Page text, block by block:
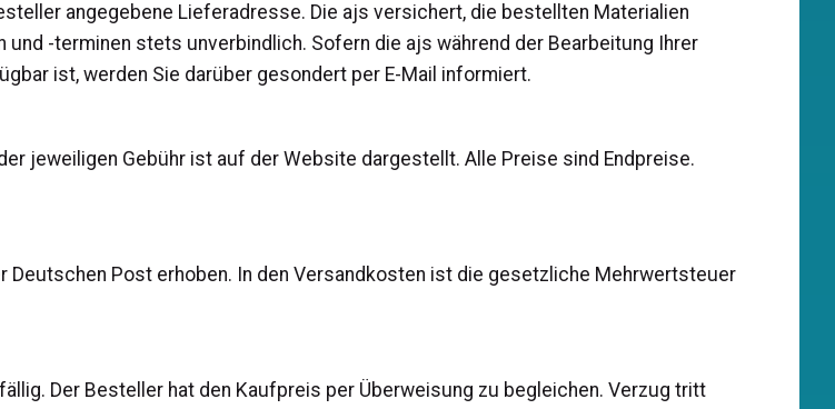
angegebene Lieferadresse. Die ajs versichert, die bestellten Materialien
-terminen stets unverbindlich. Sofern die ajs während der Bearbeitung Ihrer
ist, werden Sie darüber gesondert per E-Mail informiert.
jeweiligen Gebühr ist auf der Website dargestellt. Alle Preise sind Endpreise.
Deutschen Post erhoben. In den Versandkosten ist die gesetzliche Mehrwertsteuer
Der Besteller hat den Kaufpreis per Überweisung zu begleichen. Verzug tritt